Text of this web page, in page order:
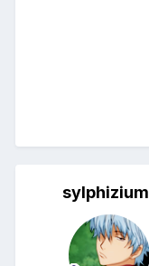
sylphizium